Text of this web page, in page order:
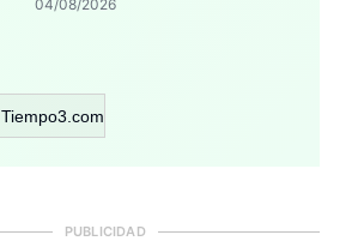
04/08/2026
Tiempo3.com
PUBLICIDAD